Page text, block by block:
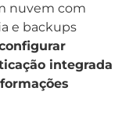
nuvem com
e backups
integrada